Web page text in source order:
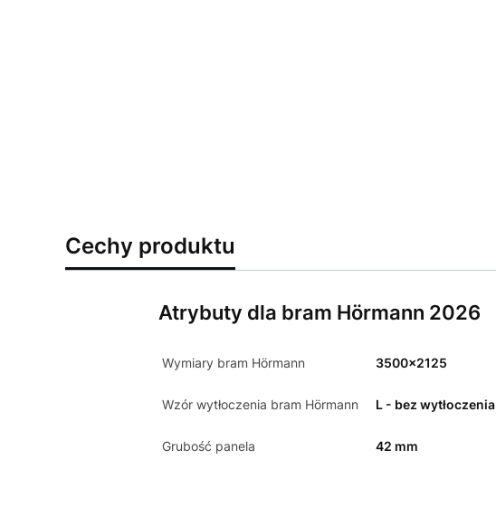
Cechy produktu
Atrybuty dla bram Hörmann 2026
Wymiary bram Hörmann 3500x2125
Wzór wytłoczenia bram Hörmann L - bez wytłoczenia
Grubość panela 42 mm